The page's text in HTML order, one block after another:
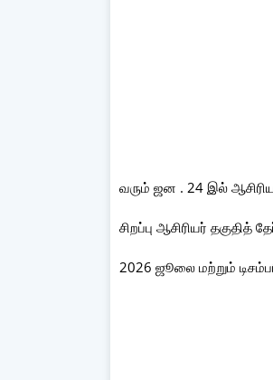
வரும் ஜன . 24 இல்
சிறப்பு ஆசிரியர் தகுதித்
2026 ஜூலை மற்றும்